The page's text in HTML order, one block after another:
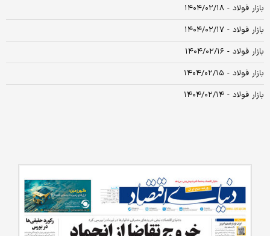
بازار فولاد - ۱۴۰۴/۰۲/۱۸
بازار فولاد - ۱۴۰۴/۰۲/۱۷
بازار فولاد - ۱۴۰۴/۰۲/۱۶
بازار فولاد - ۱۴۰۴/۰۲/۱۵
بازار فولاد - ۱۴۰۴/۰۲/۱۴